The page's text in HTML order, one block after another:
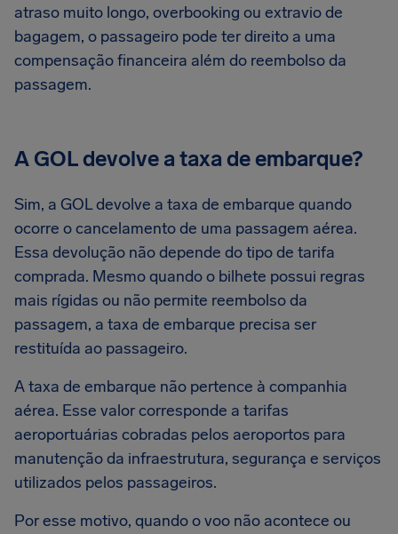
atraso muito longo, overbooking ou extravio de
bagagem, o passageiro pode ter direito a uma
compensação financeira além do reembolso da
passagem.
A GOL devolve a taxa de embarque?
Sim, a GOL devolve a taxa de embarque quando
ocorre o cancelamento de uma passagem aérea.
Essa devolução não depende do tipo de tarifa
comprada. Mesmo quando o bilhete possui regras
mais rígidas ou não permite reembolso da
passagem, a taxa de embarque precisa ser
restituída ao passageiro.
A taxa de embarque não pertence à companhia
aérea. Esse valor corresponde a tarifas
aeroportuárias cobradas pelos aeroportos para
manutenção da infraestrutura, segurança e serviços
utilizados pelos passageiros.
Por esse motivo, quando o voo não acontece ou